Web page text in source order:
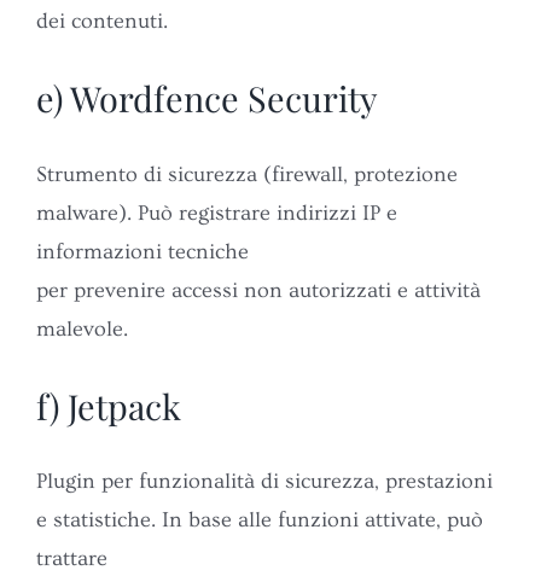
dei contenuti.
e) Wordfence Security
Strumento di sicurezza (firewall, protezione
malware). Può registrare indirizzi IP e
informazioni tecniche
per prevenire accessi non autorizzati e attività
malevole.
f) Jetpack
Plugin per funzionalità di sicurezza, prestazioni
e statistiche. In base alle funzioni attivate, può
trattare